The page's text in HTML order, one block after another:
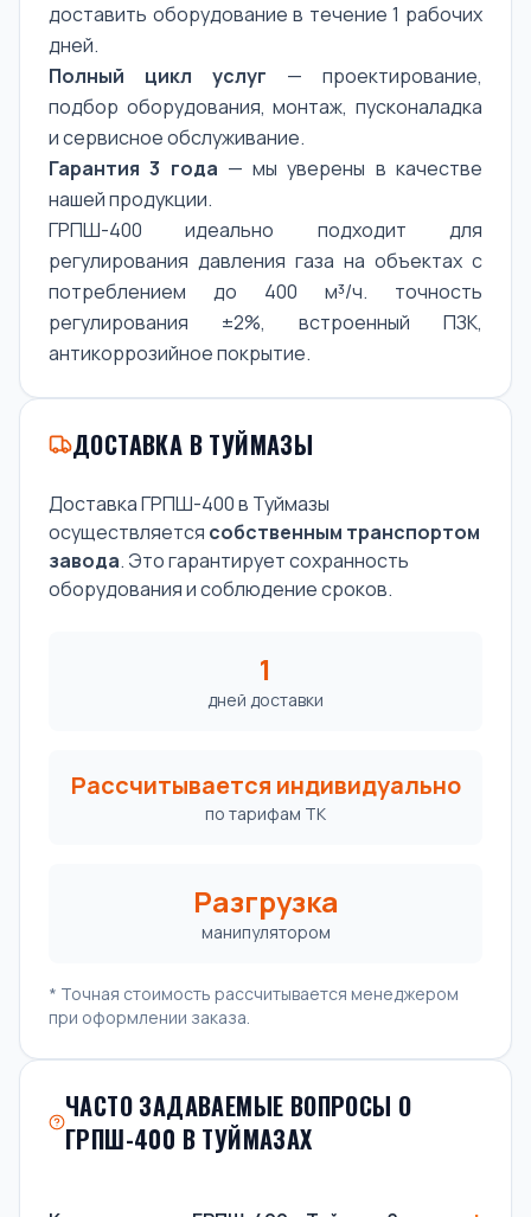
доставить оборудование в течение 1 рабочих
дней.
Полный цикл услуг — проектирование,
подбор оборудования, монтаж, пусконаладка
и сервисное обслуживание.
Гарантия 3 года — мы уверены в качестве
нашей продукции.
ГРПШ-400 идеально подходит для
регулирования давления газа на объектах с
потреблением до 400 м³/ч. точность
регулирования ±2%, встроенный ПЗК,
антикоррозийное покрытие.
ДОСТАВКА В ТУЙМАЗЫ
Доставка ГРПШ-400 в Туймазы
осуществляется собственным транспортом
завода. Это гарантирует сохранность
оборудования и соблюдение сроков.
1
дней доставки
Рассчитывается индивидуально
по тарифам ТК
Разгрузка
манипулятором
* Точная стоимость рассчитывается менеджером
при оформлении заказа.
ЧАСТО ЗАДАВАЕМЫЕ ВОПРОСЫ О
ГРПШ-400 В ТУЙМАЗАХ